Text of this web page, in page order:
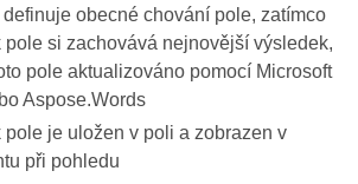
obecné chování pole, zatímco
pole si zachovává nejnovější výsledek,
pole aktualizováno pomocí Microsoft
Aspose.Words
pole je uložen v poli a zobrazen v
při pohledu